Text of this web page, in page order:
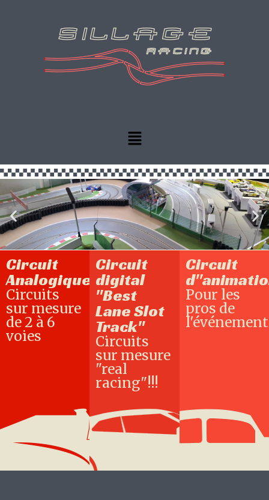
Circuit
Analogique
Circuits
sur mesure
de 2 à 6
voies
Circuit
digital
"Best
Lane Slot
Track"
Circuits
sur mesure
"real
racing"!!!
Circuit
Pour les
pros de